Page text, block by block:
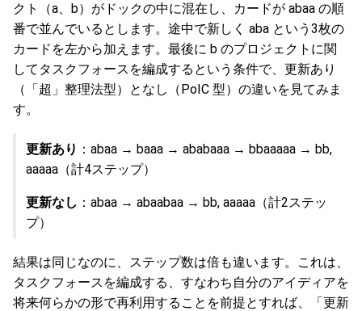
クト（a、b）がドックの中に混在し、カードが abaa の順
番で並んでいるとします。途中で新しく aba という3枚の
カードを左から加えます。最後に b のプロジェクトに関
してタスクフォースを編成するという条件で、更新あり
（「超」整理法型）となし（PoIC 型）の違いを見てみま
す。
更新あり ：abaa → baaa → ababaaa → bbaaaaa → bb,
aaaaa（計4ステップ）
更新なし ：abaa → abaabaa → bb, aaaaa（計2ステッ
プ）
結果は同じなのに、ステップ数は倍も違います。これは、
タスクフォースを編成する、すなわち自分のアイディアを
将来何らかの形で再利用することを前提とすれば、「更新